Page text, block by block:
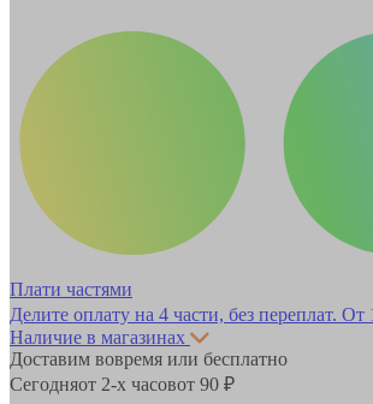
Плати частями
Делите оплату на 4 части, без переплат. От
Наличие в магазинах
Доставим вовремя или бесплатно
Сегодняот 2-х часовот 90 ₽